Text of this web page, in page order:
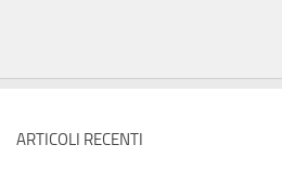
ARTICOLI RECENTI